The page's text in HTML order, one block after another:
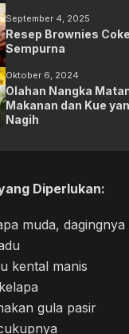
September 4, 2025
Resep Brownies
Sempurna
Oktober 6, 2024
Olahan Nangka
Makanan dan Kue
Nagih
Diperlukan:
muda,
kental manis
gula pasir